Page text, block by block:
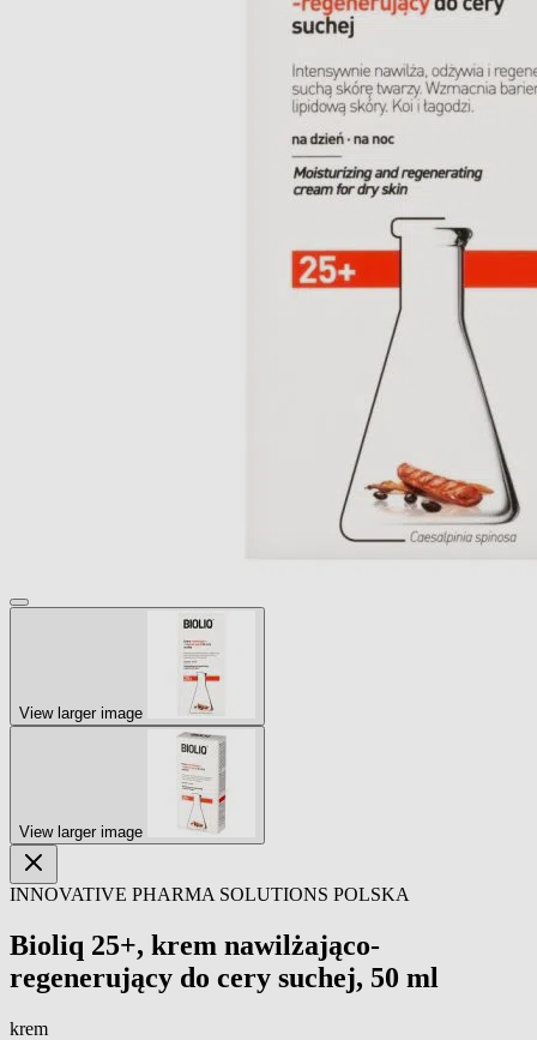
View larger image
View larger image
INNOVATIVE PHARMA SOLUTIONS POLSKA
Bioliq 25+, krem nawilżająco-
regenerujący do cery suchej, 50 ml
krem